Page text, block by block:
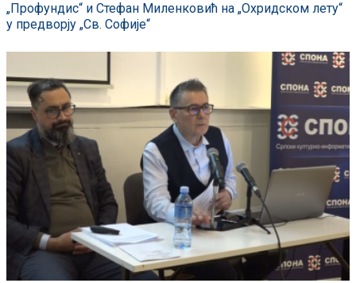
„Профундис“ и Стефан Миленковић на „Охридском лету“
у предворју „Св. Софије“